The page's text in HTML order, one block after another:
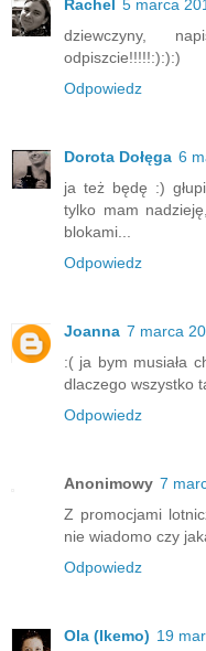
Rachel 5 marca
dziewczyny,
odpiszcie!!!!!:):):)
Odpowiedz
Dorota Dołęga 6
ja też będę :)
tylko mam
blokami...
Odpowiedz
Joanna 7 marca
:( ja bym musiała
dlaczego wszystko
Odpowiedz
Anonimowy 7
Z promocjami
nie wiadomo czy
Odpowiedz
Ola (Ikemo) 19